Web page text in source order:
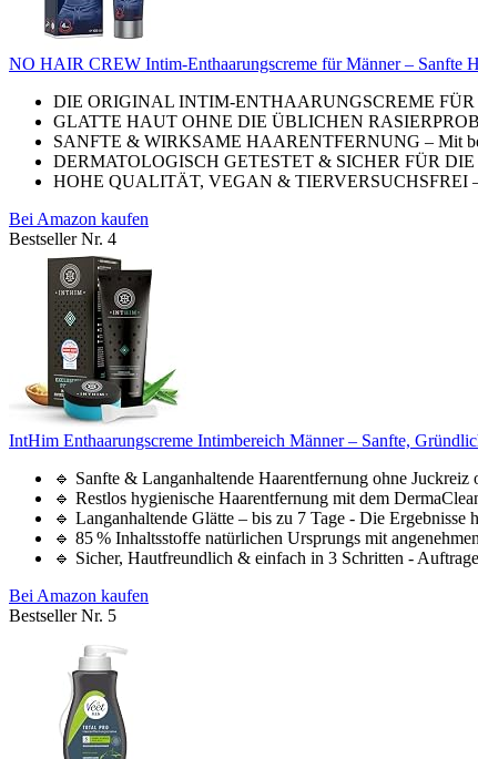
NO HAIR CREW Intim-Enthaarungscreme für Männer – Sanfte
DIE ORIGINAL INTIM-ENTHAARUNGSCREME FÜR
GLATTE HAUT OHNE DIE ÜBLICHEN
SANFTE & WIRKSAME HAARENTFERNUNG – Mit
DERMATOLOGISCH GETESTET & SICHER FÜR DIE
HOHE QUALITÄT, VEGAN & TIERVERSUCHSFREI –
Bei Amazon kaufen
Bestseller Nr. 4
IntHim Enthaarungscreme Intimbereich Männer – Sanfte,
🔹 Sanfte & Langanhaltende Haarentfernung ohne
🔹 Restlos hygienische Haarentfernung mit dem
🔹 Langanhaltende Glätte – bis zu 7 Tage - Die Ergebnisse
🔹 85 % Inhaltsstoffe natürlichen Ursprungs mit
🔹 Sicher, Hautfreundlich & einfach in 3 Schritten -
Bei Amazon kaufen
Bestseller Nr. 5